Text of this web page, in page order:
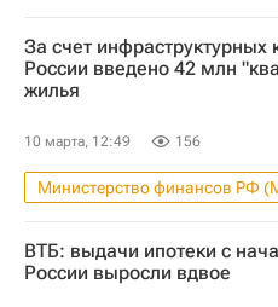
Жилье
Москва
Московская область
Сергей Обухов
КПРФ
Госдума РФ
Льготная ипотека
За счет инфраструктурных
России введено 42 млн
жилья
10 марта, 12:49 156
Министерство финансов РФ
Жилье
Россия
Михаил Мишустин
ВТБ: выдачи ипотеки с
России выросли вдвое